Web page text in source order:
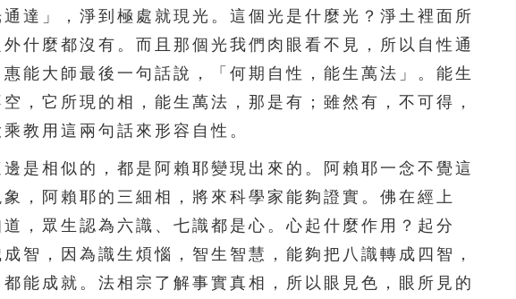
161 162 163 165
166 167 168 169 170
171 172 173 174 175
181 182 183 184 185
191 192 193 194 195
達」，淨到極處就現光。這個光是什麼光？淨土裡面所
什麼都沒有。而且那個光我們肉眼看不見，所以自性通
能大師最後一句話說，「何期自性，能生萬法」。能生
，它所現的相，能生萬法，那是有；雖然有，不可得，
教用這兩句話來形容自性。
相似的，都是阿賴耶變現出來的。阿賴耶一念不覺這
，阿賴耶的三細相，將來科學家能夠證實。佛在經上
，眾生認為六識、七識都是心。心起什麼作用？起分
智，因為識生煩惱，智生智慧，能夠把八識轉成四智，
能成就。法相宗了解事實真相，所以眼見色，眼所見的